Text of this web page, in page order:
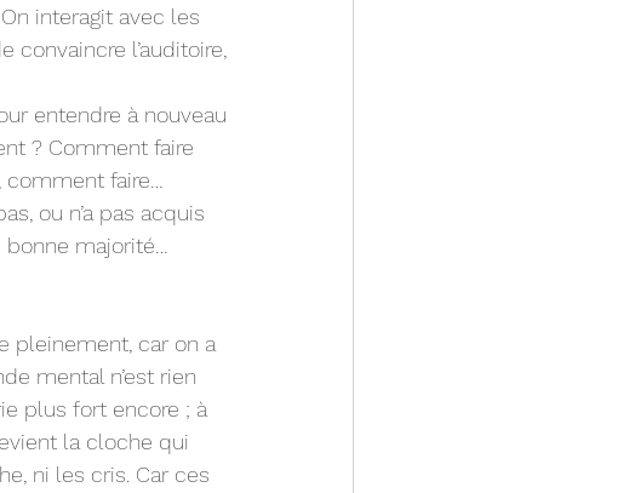
interagit avec les
l’auditoire,
entendre à nouveau
? Comment faire
faire…
ou n’a pas acquis
majorité…
pleinement, car on a
mental n’est rien
plus fort encore ; à
la cloche qui
ni les cris. Car ces